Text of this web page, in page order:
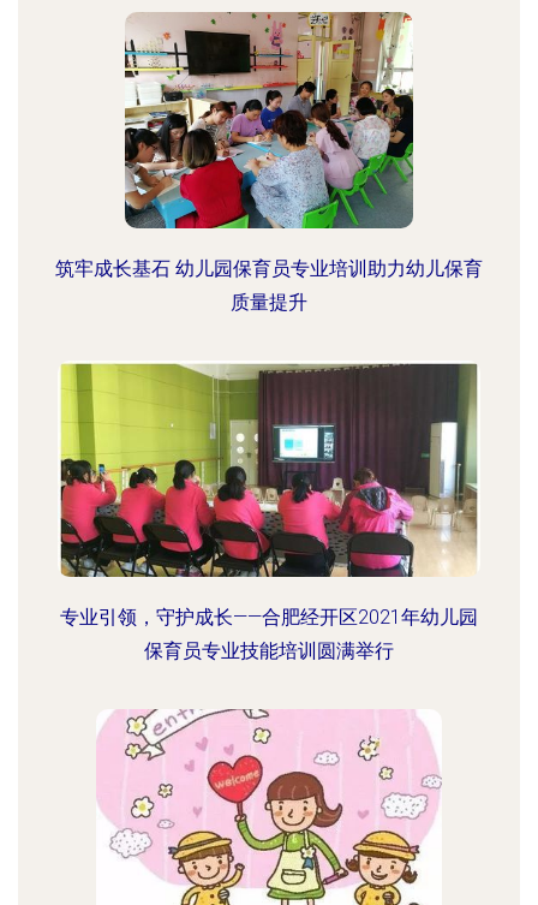
筑牢成长基石 幼儿园保育员专业培训助力幼儿保育
质量提升
专业引领，守护成长——合肥经开区2021年幼儿园
保育员专业技能培训圆满举行